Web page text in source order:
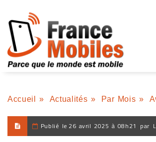
Accueil » Actualités » Par Mois »
Publié le 26 avril 2025 à 08h21 par